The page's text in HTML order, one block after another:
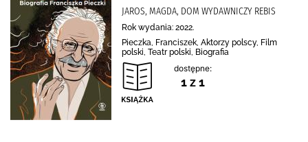
JAROS, MAGDA, DOM WYDAWNICZY REBIS
Rok wydania: 2022.
Pieczka, Franciszek, Aktorzy polscy, Film
polski, Teatr polski, Biografia
dostępne:
1 z 1